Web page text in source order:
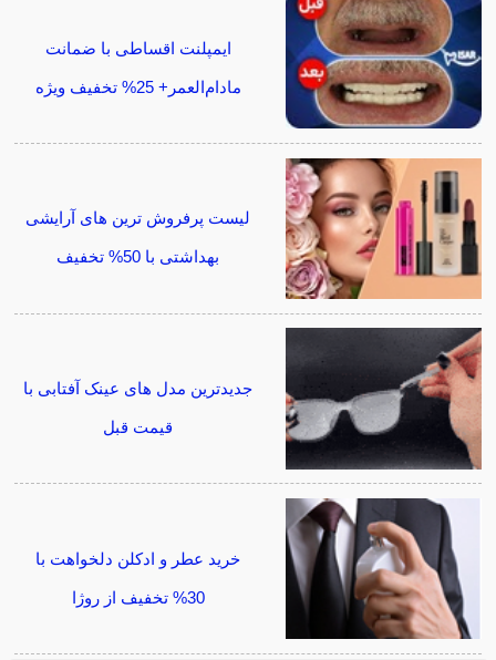
ایمپلنت اقساطی با ضمانت
مادام‌العمر+ 25% تخفیف ویژه
لیست پرفروش ترین های آرایشی
بهداشتی با 50% تخفیف
جدیدترین مدل های عینک آفتابی با
قیمت قبل
خرید عطر و ادکلن دلخواهت با
30% تخفیف از روژا